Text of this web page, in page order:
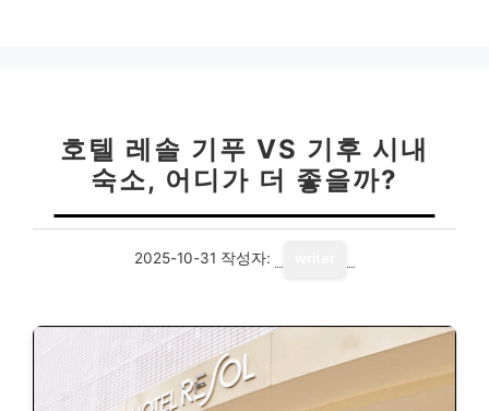
호텔 레솔 기푸 VS 기후 시내
숙소, 어디가 더 좋을까?
2025-10-31 작성자: